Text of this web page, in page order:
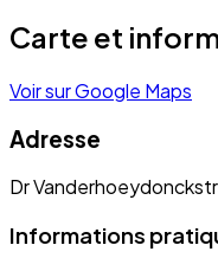
Carte et
Voir sur Google Maps
Adresse
Dr
Informations